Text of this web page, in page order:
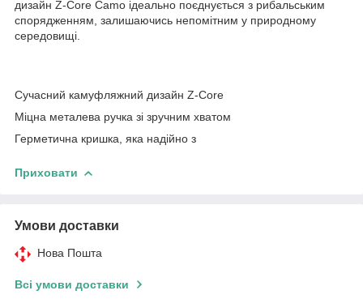
дизайн Z-Core Camo ідеально поєднується з рибальським
спорядженням, залишаючись непомітним у природному
середовищі.
Сучасний камуфляжний дизайн Z-Core
Міцна металева ручка зі зручним хватом
Герметична кришка, яка надійно з
Приховати
Умови доставки
Нова Пошта
Всі умови доставки